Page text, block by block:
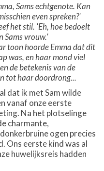
Sams echtgenote. Kan
even spreken?'
het stil. 'Eh, hoe bedoelt
Sams vrouw.'
toon hoorde Emma dat dit
was, en haar mond viel
de betekenis van de
tot haar doordrong...
dat ik met Sam wilde
vanaf onze eerste
Na het plotselinge
charmante,
ogen precies
Ons eerste kind was al
huwelijksreis hadden